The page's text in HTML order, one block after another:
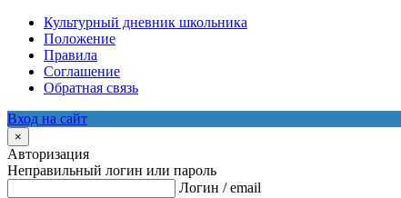
Культурный дневник школьника
Положение
Правила
Соглашение
Обратная связь
Вход на сайт
×
Авторизация
Неправильный логин или пароль
Логин / email